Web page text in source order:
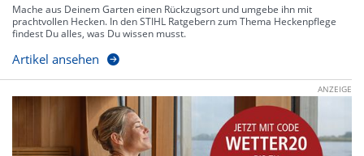
Mache aus Deinem Garten einen Rückzugsort und umgebe ihn mit
prachtvollen Hecken. In den STIHL Ratgebern zum Thema Heckenpflege
findest Du alles, was Du wissen musst.
Artikel ansehen
ANZEIGE